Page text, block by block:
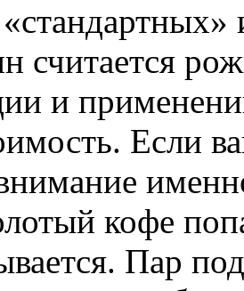
считается
и
Если
кофе
Пар